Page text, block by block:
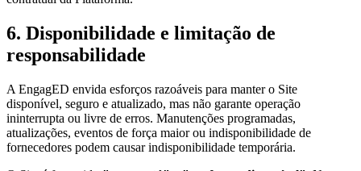
6. Disponibilidade e limitação de
responsabilidade
A EngagED envida esforços razoáveis para manter o Site
disponível, seguro e atualizado, mas não garante operação
ininterrupta ou livre de erros. Manutenções programadas,
atualizações, eventos de força maior ou indisponibilidade de
fornecedores podem causar indisponibilidade temporária.